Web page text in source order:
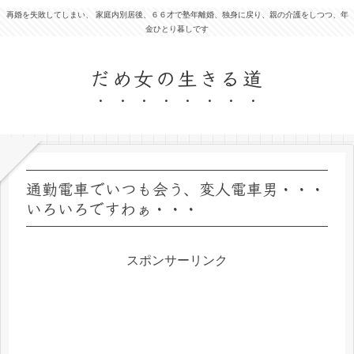
再婚を失敗してしまい、 家庭内別居後、６６才で塾年離婚、独身に戻り、親の介護をしつつ、年
金ひとり暮しです
だめ女の生きる道
通勤電車でいつも会う、変人電車男・・・
いろいろですわぁ・・・
スポンサーリンク